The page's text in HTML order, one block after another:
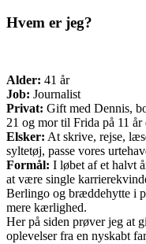
Hvem er jeg?
Alder: 41 år
Job: Journalist
Privat: Gift med Dennis,
21 og mor til Frida på 11 år
Elsker: At skrive, rejse,
syltetøj, passe vores
Formål: I løbet af et halvt
at være single
Berlingo og bræddehytte i
mere kærlighed.
Her på siden prøver jeg at
oplevelser fra en nyskabt